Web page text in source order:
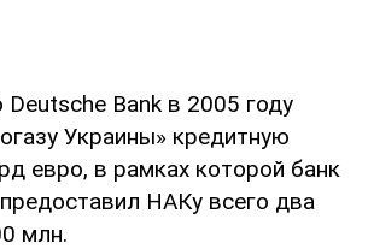
Bank в 2005 году
Украины» кредитную
евро, в рамках которой банк
НАКу всего два
млн.